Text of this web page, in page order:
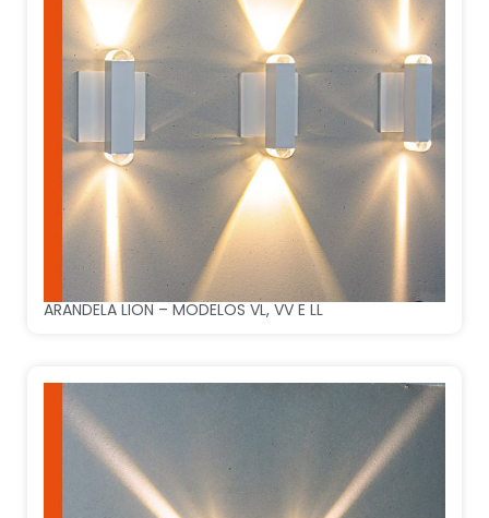
ARANDELA LION – MODELOS VL, VV E LL